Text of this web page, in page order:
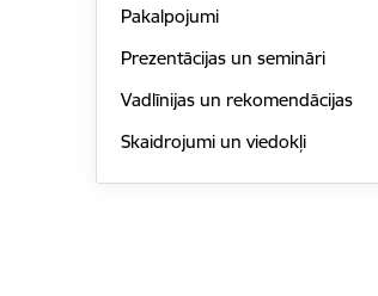
Pakalpojumi
Prezentācijas un semināri
Vadlīnijas un rekomendācijas
Skaidrojumi un viedokļi